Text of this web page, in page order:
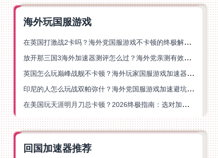
海外玩国服游戏
在英国打激战2卡吗？海外党国服游戏不卡顿的终极解决方案
放开那三国3海外加速器测评怎么过？海外党亲测有效的国服游戏加速指南
英国怎么玩巅峰战舰不卡顿？海外玩家国服游戏加速器终极指南
印尼的人怎么玩战双帕弥什？海外党国服游戏加速避坑指南
在美国玩天涯明月刀总卡顿？2026终极指南：选对加速器让你丝滑连招
回国加速器推荐